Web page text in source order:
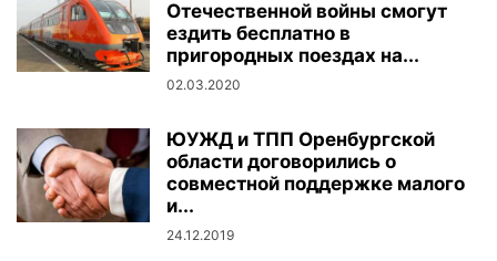
Отечественной войны смогут
ездить бесплатно в
пригородных поездах на...
02.03.2020
ЮУЖД и ТПП Оренбургской
области договорились о
совместной поддержке малого
и...
24.12.2019